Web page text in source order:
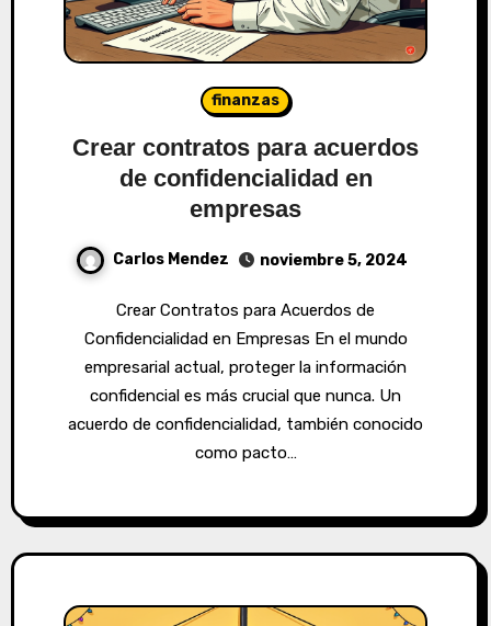
finanzas
Crear contratos para acuerdos
de confidencialidad en
empresas
Carlos Mendez noviembre 5, 2024
Crear Contratos para Acuerdos de
Confidencialidad en Empresas En el mundo
empresarial actual, proteger la información
confidencial es más crucial que nunca. Un
acuerdo de confidencialidad, también conocido
como pacto…